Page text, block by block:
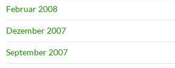
Februar 2008
Dezember 2007
September 2007